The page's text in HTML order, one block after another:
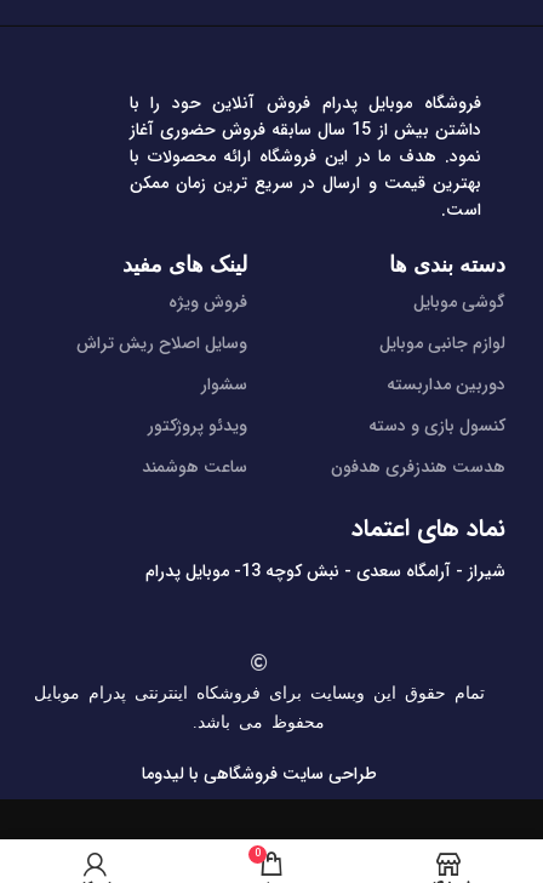
فروشگاه موبایل پدرام فروش آنلاین حود را با
داشتن بیش از 15 سال سابقه فروش حضوری آغاز
نمود. هدف ما در این فروشگاه ارائه محصولات با
بهترین قیمت و ارسال در سریع ترین زمان ممکن
است.
دسته بندی ها
گوشی موبایل
لوازم جانبی موبایل
دوربین مداربسته
کنسول بازی و دسته
هدست هندزفری هدفون
لینک های مفید
فروش ویژه
وسایل اصلاح ریش تراش
سشوار
ویدئو پروژکتور
ساعت هوشمند
نماد های اعتماد
شیراز - آرامگاه سعدی - نبش کوچه 13- موبایل پدرام
تمام حقوق این وبسایت برای فروشکاه اینترنتی پدرام موبایل
محفوظ می باشد.
طراحی سایت فروشگاهی با لیدوما
0